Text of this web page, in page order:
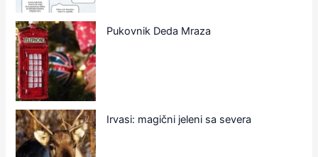
Pukovnik Deda Mraza
Irvasi: magični jeleni sa severa